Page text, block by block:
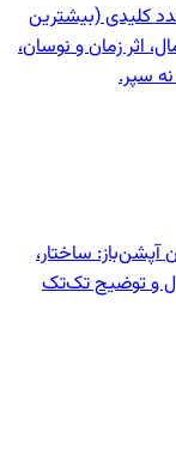
کلیدی (بیشترین
اثر زمان و نوسان،
سپر.
آپشن‌باز: ساختار،
و توضیح تک‌تک